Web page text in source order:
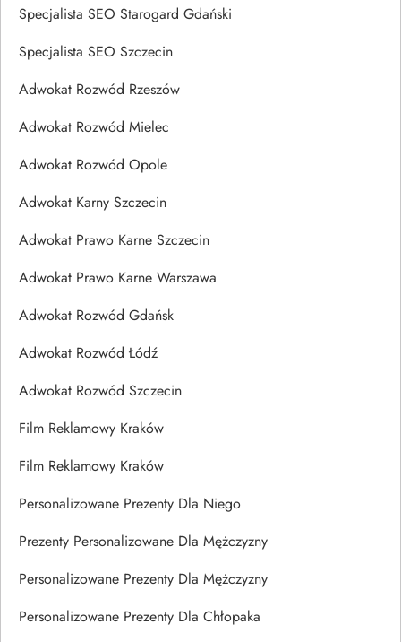
Specjalista SEO Starogard Gdański
Specjalista SEO Szczecin
Adwokat Rozwód Rzeszów
Adwokat Rozwód Mielec
Adwokat Rozwód Opole
Adwokat Karny Szczecin
Adwokat Prawo Karne Szczecin
Adwokat Prawo Karne Warszawa
Adwokat Rozwód Gdańsk
Adwokat Rozwód Łódź
Adwokat Rozwód Szczecin
Film Reklamowy Kraków
Film Reklamowy Kraków
Personalizowane Prezenty Dla Niego
Prezenty Personalizowane Dla Mężczyzny
Personalizowane Prezenty Dla Mężczyzny
Personalizowane Prezenty Dla Chłopaka